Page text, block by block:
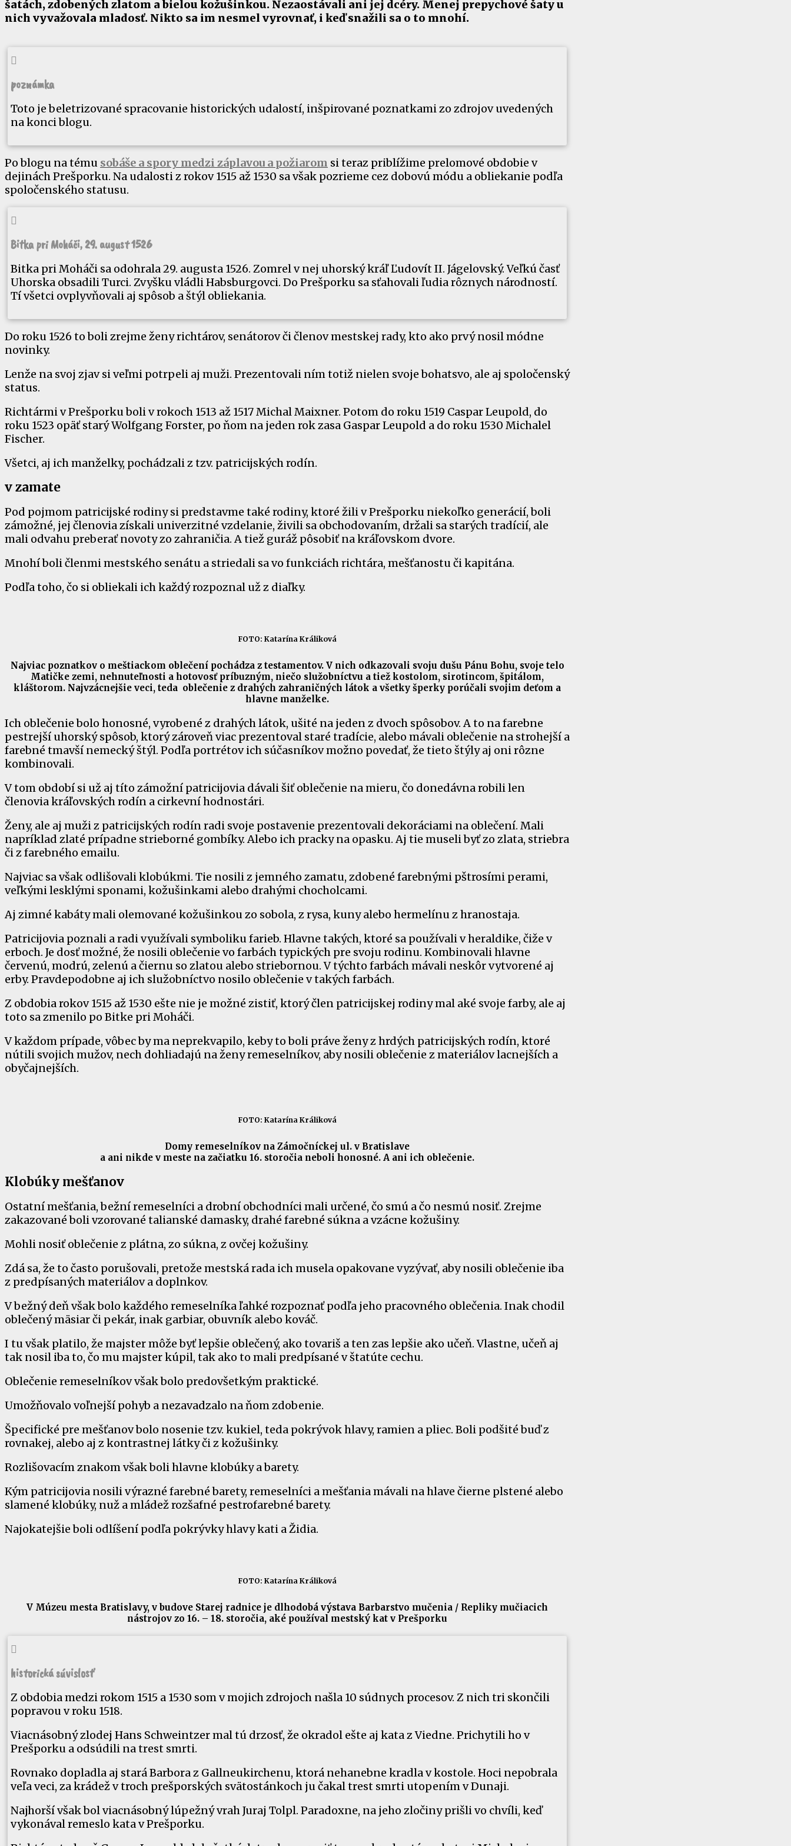
šatách, zdobených zlatom a bielou kožušinkou. Nezaostávali ani jej dcéry. Menej prepychové šaty u
nich vyvažovala mladosť. Nikto sa im nesmel vyrovnať, i keď snažili sa o to mnohí.

poznámka
Toto je beletrizované spracovanie historických udalostí, inšpirované poznatkami zo zdrojov uvedených
na konci blogu.
Po blogu na tému sobáše a spory medzi záplavou a požiarom si teraz priblížime prelomové obdobie v
dejinách Prešporku. Na udalosti z rokov 1515 až 1530 sa však pozrieme cez dobovú módu a obliekanie podľa
spoločenského statusu.

Bitka pri Moháči, 29. august 1526
Bitka pri Moháči sa odohrala 29. augusta 1526. Zomrel v nej uhorský kráľ Ľudovít II. Jágelovský. Veľkú časť
Uhorska obsadili Turci. Zvyšku vládli Habsburgovci. Do Prešporku sa sťahovali ľudia rôznych národností.
Tí všetci ovplyvňovali aj spôsob a štýl obliekania.
Do roku 1526 to boli zrejme ženy richtárov, senátorov či členov mestskej rady, kto ako prvý nosil módne
novinky.
Lenže na svoj zjav si veľmi potrpeli aj muži. Prezentovali ním totiž nielen svoje bohatsvo, ale aj spoločenský
status.
Richtármi v Prešporku boli v rokoch 1513 až 1517 Michal Maixner. Potom do roku 1519 Caspar Leupold, do
roku 1523 opäť starý Wolfgang Forster, po ňom na jeden rok zasa Gaspar Leupold a do roku 1530 Michalel
Fischer.
Všetci, aj ich manželky, pochádzali z tzv. patricijských rodín.
v zamate
Pod pojmom patricijské rodiny si predstavme také rodiny, ktoré žili v Prešporku niekoľko generácií, boli
zámožné, jej členovia získali univerzitné vzdelanie, živili sa obchodovaním, držali sa starých tradícií, ale
mali odvahu preberať novoty zo zahraničia. A tiež guráž pôsobiť na kráľovskom dvore.
Mnohí boli členmi mestského senátu a striedali sa vo funkciách richtára, mešťanostu či kapitána.
Podľa toho, čo si obliekali ich každý rozpoznal už z diaľky.
FOTO: Katarína Králiková
Najviac poznatkov o meštiackom oblečení pochádza z testamentov. V nich odkazovali svoju dušu Pánu Bohu, svoje telo
Matičke zemi, nehnuteľnosti a hotovosť príbuzným, niečo služobníctvu a tiež kostolom, sirotincom, špitálom,
kláštorom. Najvzácnejšie veci, teda oblečenie z drahých zahraničných látok a všetky šperky porúčali svojim deťom a
hlavne manželke.
Ich oblečenie bolo honosné, vyrobené z drahých látok, ušité na jeden z dvoch spôsobov. A to na farebne
pestrejší uhorský spôsob, ktorý zároveň viac prezentoval staré tradície, alebo mávali oblečenie na strohejší a
farebné tmavší nemecký štýl. Podľa portrétov ich súčasníkov možno povedať, že tieto štýly aj oni rôzne
kombinovali.
V tom období si už aj títo zámožní patricijovia dávali šiť oblečenie na mieru, čo donedávna robili len
členovia kráľovských rodín a cirkevní hodnostári.
Ženy, ale aj muži z patricijských rodín radi svoje postavenie prezentovali dekoráciami na oblečení. Mali
napríklad zlaté prípadne strieborné gombíky. Alebo ich pracky na opasku. Aj tie museli byť zo zlata, striebra
či z farebného emailu.
Najviac sa však odlišovali klobúkmi. Tie nosili z jemného zamatu, zdobené farebnými pštrosími perami,
veľkými lesklými sponami, kožušinkami alebo drahými chocholcami.
Aj zimné kabáty mali olemované kožušinkou zo sobola, z rysa, kuny alebo hermelínu z hranostaja.
Patricijovia poznali a radi využívali symboliku farieb. Hlavne takých, ktoré sa používali v heraldike, čiže v
erboch. Je dosť možné, že nosili oblečenie vo farbách typických pre svoju rodinu. Kombinovali hlavne
červenú, modrú, zelenú a čiernu so zlatou alebo striebornou. V týchto farbách mávali neskôr vytvorené aj
erby. Pravdepodobne aj ich služobníctvo nosilo oblečenie v takých farbách.
Z obdobia rokov 1515 až 1530 ešte nie je možné zistiť, ktorý člen patricijskej rodiny mal aké svoje farby, ale aj
toto sa zmenilo po Bitke pri Moháči.
V každom prípade, vôbec by ma neprekvapilo, keby to boli práve ženy z hrdých patricijských rodín, ktoré
nútili svojich mužov, nech dohliadajú na ženy remeselníkov, aby nosili oblečenie z materiálov lacnejších a
obyčajnejších.
FOTO: Katarína Králiková
Domy remeselníkov na Zámočníckej ul. v Bratislave
a ani nikde v meste na začiatku 16. storočia neboli honosné. A ani ich oblečenie.
Klobúky mešťanov
Ostatní mešťania, bežní remeselníci a drobní obchodníci mali určené, čo smú a čo nesmú nosiť. Zrejme
zakazované boli vzorované talianské damasky, drahé farebné súkna a vzácne kožušiny.
Mohli nosiť oblečenie z plátna, zo súkna, z ovčej kožušiny.
Zdá sa, že to často porušovali, pretože mestská rada ich musela opakovane vyzývať, aby nosili oblečenie iba
z predpísaných materiálov a doplnkov.
V bežný deň však bolo každého remeselníka ľahké rozpoznať podľa jeho pracovného oblečenia. Inak chodil
oblečený mäsiar či pekár, inak garbiar, obuvník alebo kováč.
I tu však platilo, že majster môže byť lepšie oblečený, ako tovariš a ten zas lepšie ako učeň. Vlastne, učeň aj
tak nosil iba to, čo mu majster kúpil, tak ako to mali predpísané v štatúte cechu.
Oblečenie remeselníkov však bolo predovšetkým praktické.
Umožňovalo voľnejší pohyb a nezavadzalo na ňom zdobenie.
Špecifické pre mešťanov bolo nosenie tzv. kukiel, teda pokrývok hlavy, ramien a pliec. Boli podšité buď z
rovnakej, alebo aj z kontrastnej látky či z kožušinky.
Rozlišovacím znakom však boli hlavne klobúky a barety.
Kým patricijovia nosili výrazné farebné barety, remeselníci a mešťania mávali na hlave čierne plstené alebo
slamené klobúky, nuž a mládež rozšafné pestrofarebné barety.
Najokatejšie boli odlíšení podľa pokrývky hlavy kati a Židia.
FOTO: Katarína Králiková
V Múzeu mesta Bratislavy, v budove Starej radnice je dlhodobá výstava Barbarstvo mučenia / Repliky mučiacich
nástrojov zo 16. – 18. storočia, aké používal mestský kat v Prešporku

historická súvislosť
Z obdobia medzi rokom 1515 a 1530 som v mojich zdrojoch našla 10 súdnych procesov. Z nich tri skončili
popravou v roku 1518.
Viacnásobný zlodej Hans Schweintzer mal tú drzosť, že okradol ešte aj kata z Viedne. Prichytili ho v
Prešporku a odsúdili na trest smrti.
Rovnako dopladla aj stará Barbora z Gallneukirchenu, ktorá nehanebne kradla v kostole. Hoci nepobrala
veľa veci, za krádež v troch prešporských svätostánkoch ju čakal trest smrti utopením v Dunaji.
Najhorší však bol viacnásobný lúpežný vrah Juraj Tolpl. Paradoxne, na jeho zločiny prišli vo chvíli, keď
vykonával remeslo kata v Prešporku.